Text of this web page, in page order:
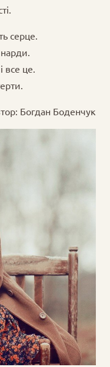
серце.
все це.
Богдан Боденчук